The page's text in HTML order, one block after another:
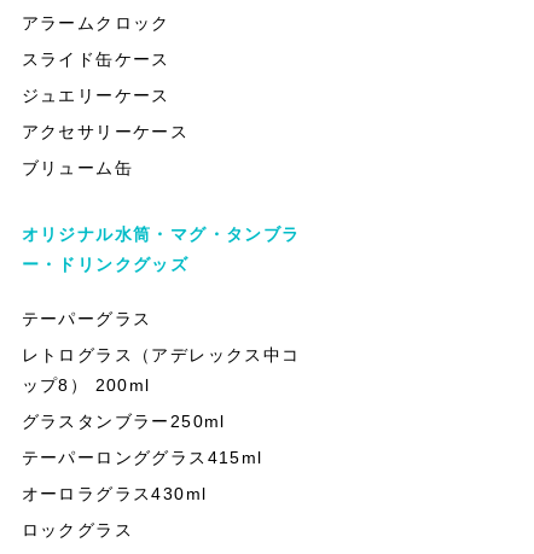
アラームクロック
スライド缶ケース
ジュエリーケース
アクセサリーケース
ブリューム缶
オリジナル水筒・マグ・タンブラ
ー・ドリンクグッズ
テーパーグラス
レトログラス（アデレックス中コ
ップ8） 200ml
グラスタンブラー250ml
テーパーロンググラス415ml
オーロラグラス430ml
ロックグラス